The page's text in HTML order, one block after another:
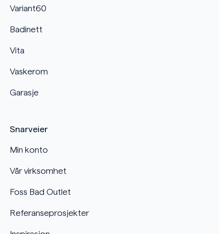
Variant60
Badinett
Vita
Vaskerom
Garasje
Snarveier
Min konto
Vår virksomhet
Foss Bad Outlet
Referanseprosjekter